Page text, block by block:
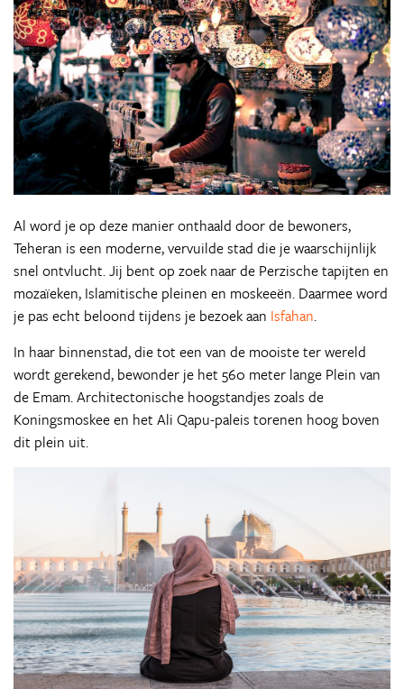
Al word je op deze manier onthaald door de bewoners,
Teheran is een moderne, vervuilde stad die je waarschijnlijk
snel ontvlucht. Jij bent op zoek naar de Perzische tapijten en
mozaïeken, Islamitische pleinen en moskeeën. Daarmee word
je pas echt beloond tijdens je bezoek aan Isfahan.
In haar binnenstad, die tot een van de mooiste ter wereld
wordt gerekend, bewonder je het 560 meter lange Plein van
de Emam. Architectonische hoogstandjes zoals de
Koningsmoskee en het Ali Qapu-paleis torenen hoog boven
dit plein uit.